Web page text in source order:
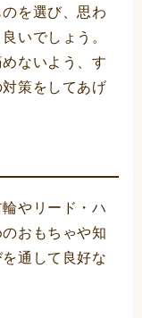
を選び、思わ
いでしょう。
ないよう、す
策をしてあげ
やリード・ハ
おもちゃや知
通して良好な